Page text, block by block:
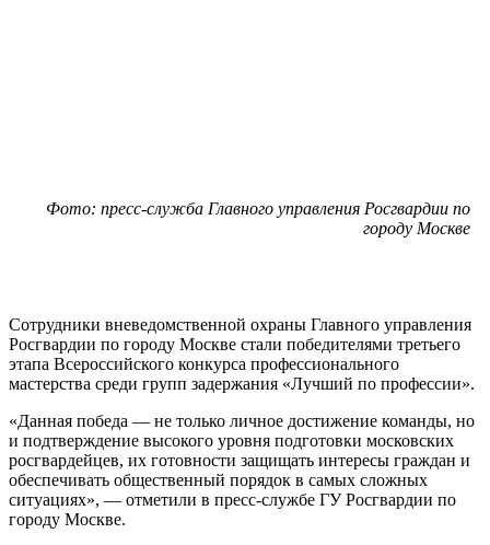
Фото: пресс-служба Главного управления Росгвардии по
городу Москве
Сотрудники вневедомственной охраны Главного управления
Росгвардии по городу Москве стали победителями третьего
этапа Всероссийского конкурса профессионального
мастерства среди групп задержания «Лучший по профессии».
«Данная победа — не только личное достижение команды, но
и подтверждение высокого уровня подготовки московских
росгвардейцев, их готовности защищать интересы граждан и
обеспечивать общественный порядок в самых сложных
ситуациях», — отметили в пресс-службе ГУ Росгвардии по
городу Москве.